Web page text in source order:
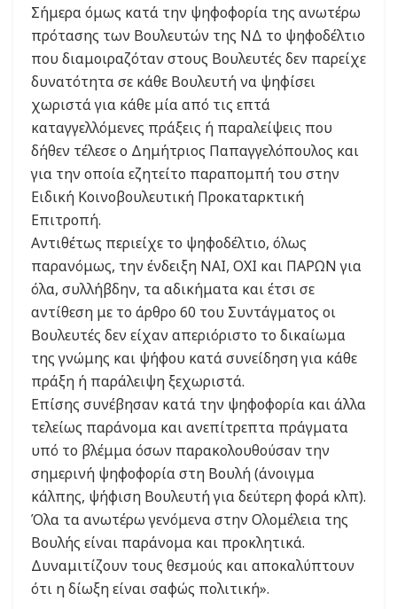
Σήμερα όμως κατά την ψηφοφορία της ανωτέρω
πρότασης των Βουλευτών της ΝΔ το ψηφοδέλτιο
που διαμοιραζόταν στους Βουλευτές δεν παρείχε
δυνατότητα σε κάθε Βουλευτή να ψηφίσει
χωριστά για κάθε μία από τις επτά
καταγγελλόμενες πράξεις ή παραλείψεις που
δήθεν τέλεσε ο Δημήτριος Παπαγγελόπουλος και
για την οποία εζητείτο παραπομπή του στην
Ειδική Κοινοβουλευτική Προκαταρκτική
Επιτροπή.
Αντιθέτως περιείχε το ψηφοδέλτιο, όλως
παρανόμως, την ένδειξη ΝΑΙ, ΟΧΙ και ΠΑΡΩΝ για
όλα, συλλήβδην, τα αδικήματα και έτσι σε
αντίθεση με το άρθρο 60 του Συντάγματος οι
Βουλευτές δεν είχαν απεριόριστο το δικαίωμα
της γνώμης και ψήφου κατά συνείδηση για κάθε
πράξη ή παράλειψη ξεχωριστά.
Επίσης συνέβησαν κατά την ψηφοφορία και άλλα
τελείως παράνομα και ανεπίτρεπτα πράγματα
υπό το βλέμμα όσων παρακολουθούσαν την
σημερινή ψηφοφορία στη Βουλή (άνοιγμα
κάλπης, ψήφιση Βουλευτή για δεύτερη φορά κλπ).
Όλα τα ανωτέρω γενόμενα στην Ολομέλεια της
Βουλής είναι παράνομα και προκλητικά.
Δυναμιτίζουν τους θεσμούς και αποκαλύπτουν
ότι η δίωξη είναι σαφώς πολιτική».